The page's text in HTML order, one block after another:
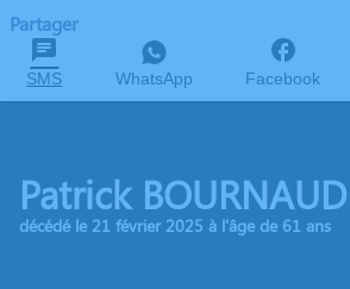
Partager
SMS WhatsApp Facebook
Patrick BOURNAUD
décédé le 21 février 2025 à l'âge de 61 ans